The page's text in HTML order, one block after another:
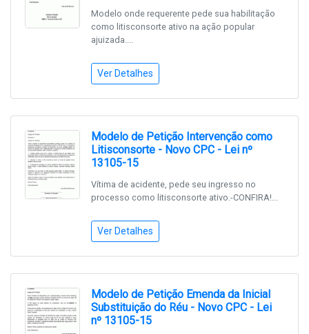
Modelo onde requerente pede sua habilitação
como litisconsorte ativo na ação popular
ajuizada....
Ver Detalhes
Modelo de Petição Intervenção como
Litisconsorte - Novo CPC - Lei nº
13105-15
Vítima de acidente, pede seu ingresso no
processo como litisconsorte ativo.-CONFIRA!...
Ver Detalhes
Modelo de Petição Emenda da Inicial
Substituição do Réu - Novo CPC - Lei
nº 13105-15